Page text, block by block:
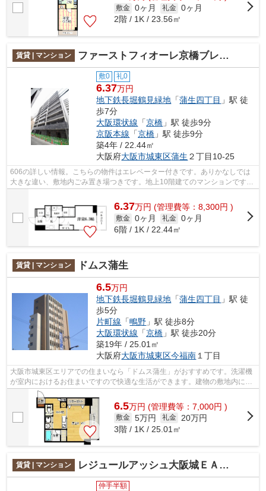
敷金 0ヶ月 礼金 0ヶ月
2階 / 1K / 23.56㎡
賃貸 | マンション ファーストフィオーレ京橋ブレイニー
敷0 礼0
6.37万円
地下鉄長堀鶴見緑地 「蒲生四丁目 」駅 徒
歩7分
大阪環状線 「京橋 」駅 徒歩9分
京阪本線 「京橋 」駅 徒歩9分
築4年 / 22.44㎡
大阪府大阪市城東区蒲生 ２丁目10-25
606の詳しい情報。こちらの物件はエレベーター付きです。ありかなしでは
大きな違い、敷地内ごみ置き場つきです。地上10階建てのマンションです。
6.37万円 (管理費等：8,300円 )
敷金 0ヶ月 礼金 0ヶ月
6階 / 1K / 22.44㎡
賃貸 | マンション ドムス蒲生
6.5万円
地下鉄長堀鶴見緑地 「蒲生四丁目 」駅 徒
歩5分
片町線 「鴫野 」駅 徒歩8分
大阪環状線 「京橋 」駅 徒歩20分
築19年 / 25.01㎡
大阪府大阪市城東区今福南１丁目
大阪市城東区エリアでの住まいなら「ドムス蒲生」がおすすめです。洗濯機
が室内におけるお住まいですので快適な生活ができます。建物の敷地内に空
いている駐車場があるのでご利用いた...
6.5万円 (管理費等：7,000円 )
敷金 5万円 礼金
20万円
3階 / 1K / 25.01㎡
賃貸 | マンション レジュールアッシュ大阪城ＥＡＳＴ
仲手半額